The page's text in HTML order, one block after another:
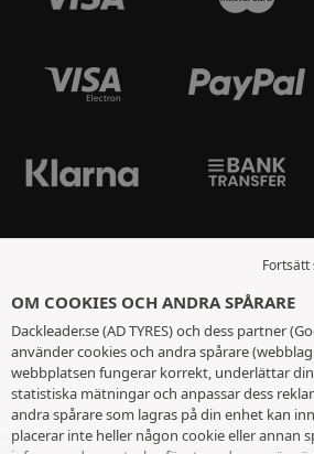
OM COOKIES OCH ANDRA SPÅRARE
Dackleader.se (AD TYRES) och dess partner
använder cookies och andra spårare
webbplatsen fungerar korrekt, underlättar
statistiska mätningar och anpassar dess
andra spårare som lagras på din enhet kan
placerar inte heller någon cookie eller annan